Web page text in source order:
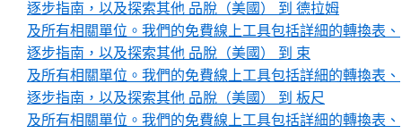
逐步指南，以及探索其他 品脫（美國） 到 德拉姆
及所有相關單位。我們的免費線上工具包括詳細的轉換表、
逐步指南，以及探索其他 品脫（美國） 到 束
及所有相關單位。我們的免費線上工具包括詳細的轉換表、
逐步指南，以及探索其他 品脫（美國） 到 板尺
及所有相關單位。我們的免費線上工具包括詳細的轉換表、